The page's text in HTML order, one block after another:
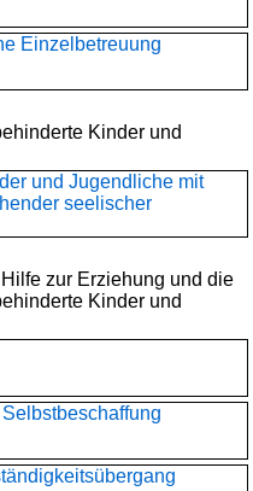
Einzelbetreuung
Kinder und
und Jugendliche mit
seelischer
zur Erziehung und die
Kinder und